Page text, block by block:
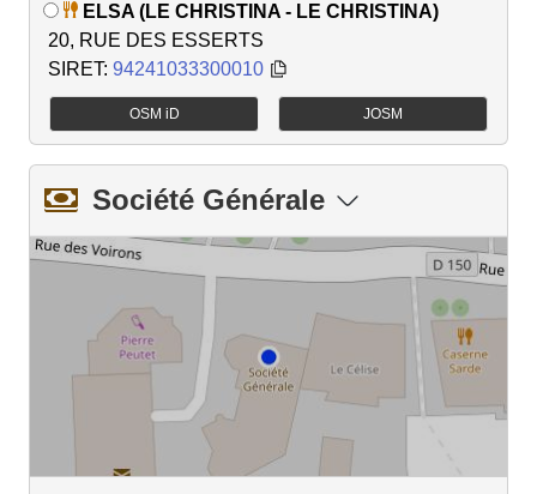
ELSA (LE CHRISTINA - LE CHRISTINA)
20, RUE DES ESSERTS
SIRET: 94241033300010
OSM iD JOSM
Société Générale